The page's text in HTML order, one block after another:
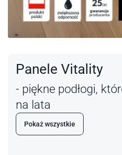
Panele Vitality
- piękne podłogi,
na lata
Pokaż wszystkie